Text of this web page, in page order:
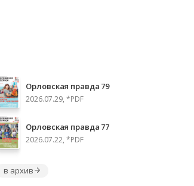
Орловская правда 79
2026.07.29, *PDF
Орловская правда 77
2026.07.22, *PDF
в архив